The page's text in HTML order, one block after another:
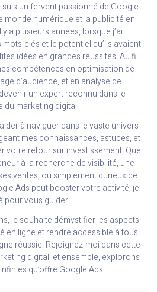
suis un fervent passionné de Google
monde numérique et la publicité en
a plusieurs années, lorsque j’ai
clés et le potentiel qu’ils avaient
idées en grandes réussites. Au fil
compétences en optimisation de
d’audience, et en analyse de
un expert reconnu dans le
du marketing digital.
à naviguer dans le vaste univers
mes connaissances, astuces, et
votre retour sur investissement. Que
à la recherche de visibilité, une
ventes, ou simplement curieux de
Ads peut booster votre activité, je
pour vous guider.
je souhaite démystifier les aspects
en ligne et rendre accessible à tous
réussie. Rejoignez-moi dans cette
digital, et ensemble, explorons
qu’offre Google Ads.